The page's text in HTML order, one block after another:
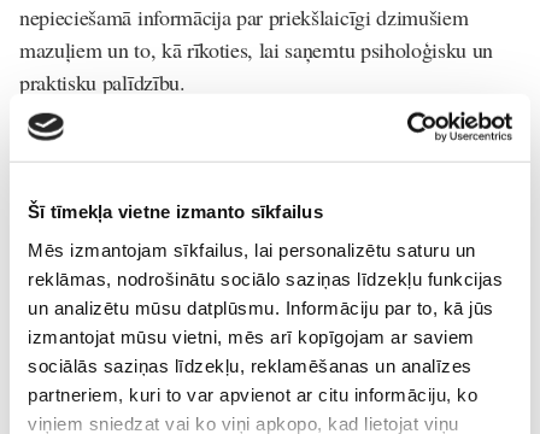
Šī tīmekļa vietne izmanto sīkfailus
Mēs izmantojam sīkfailus, lai personalizētu saturu un
reklāmas, nodrošinātu sociālo saziņas līdzekļu funkcijas
un analizētu mūsu datplūsmu. Informāciju par to, kā jūs
izmantojat mūsu vietni, mēs arī kopīgojam ar saviem
sociālās saziņas līdzekļu, reklamēšanas un analīzes
partneriem, kuri to var apvienot ar citu informāciju, ko
viņiem sniedzat vai ko viņi apkopo, kad lietojat viņu
nepieciešamā informācija par priekšlaicīgi dzimušiem
mazuļiem un to, kā rīkoties, lai saņemtu psiholoģisku un
praktisku palīdzību.
Lasi vēl
Pasaules zīdīšanas nedēļa: kā sagatavoties zīdīšanai
un kāpēc atbalsts mammai ir tikpat svarīgs kā atbalsts
mazulim
Jaundzimušais